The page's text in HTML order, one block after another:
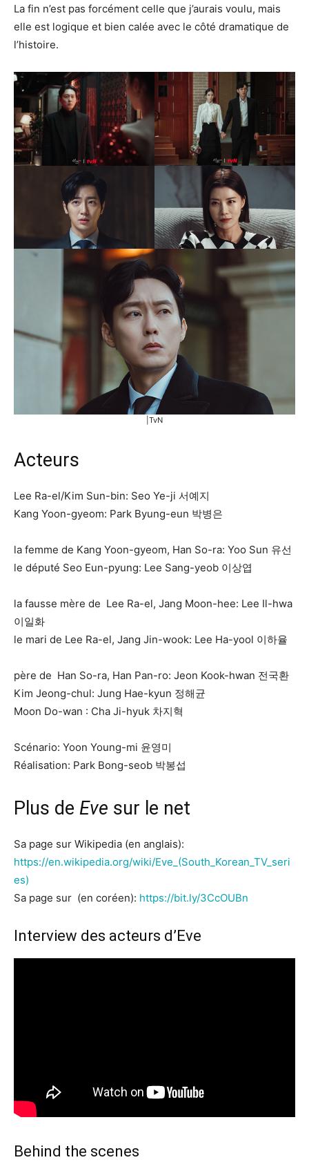
La fin n’est pas forcément celle que j’aurais voulu, mais
elle est logique et bien calée avec le côté dramatique de
l’histoire.
|TvN
Acteurs
Lee Ra-el/Kim Sun-bin: Seo Ye-ji 서예지
Kang Yoon-gyeom: Park Byung-eun 박병은
la femme de Kang Yoon-gyeom, Han So-ra: Yoo Sun 유선
le député Seo Eun-pyung: Lee Sang-yeob 이상엽
la fausse mère de Lee Ra-el, Jang Moon-hee: Lee Il-hwa
이일화
le mari de Lee Ra-el, Jang Jin-wook: Lee Ha-yool 이하율
père de Han So-ra, Han Pan-ro: Jeon Kook-hwan 전국환
Kim Jeong-chul: Jung Hae-kyun 정해균
Moon Do-wan : Cha Ji-hyuk 차지혁
Scénario: Yoon Young-mi 윤영미
Réalisation: Park Bong-seob 박봉섭
Plus de Eve sur le net
Sa page sur Wikipedia (en anglais):
https://en.wikipedia.org/wiki/Eve_(South_Korean_TV_seri
es)
Sa page sur (en coréen): https://bit.ly/3CcOUBn
Interview des acteurs d’Eve
Behind the scenes